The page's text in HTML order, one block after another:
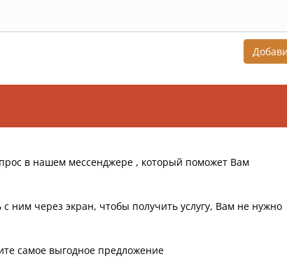
в нашем мессенджере , который поможет Вам
ним через экран, чтобы получить услугу, Вам не нужно
самое выгодное предложение